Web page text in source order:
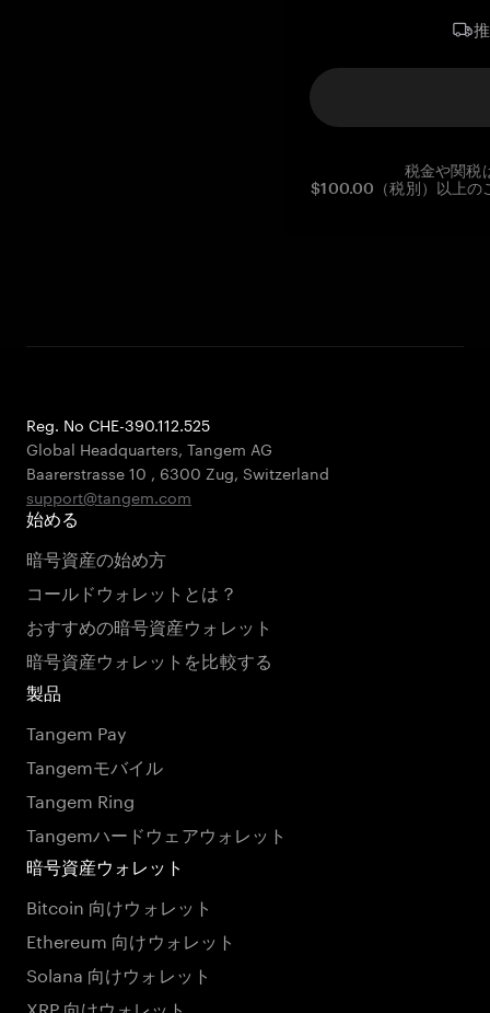
税金や関税
$100.00（税別）以上の
Reg. No CHE-390.112.525
Global Headquarters, Tangem AG
Baarerstrasse 10 , 6300 Zug, Switzerland
support@tangem.com
始める
暗号資産の始め方
コールドウォレットとは？
おすすめの暗号資産ウォレット
暗号資産ウォレットを比較する
製品
Tangem Pay
Tangemモバイル
Tangem Ring
Tangemハードウェアウォレット
暗号資産ウォレット
Bitcoin 向けウォレット
Ethereum 向けウォレット
Solana 向けウォレット
XRP 向けウォレット